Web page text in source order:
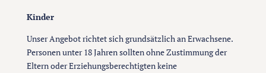
Kinder
Unser Angebot richtet sich grundsätzlich an Erwachsene.
Personen unter 18 Jahren sollten ohne Zustimmung der
Eltern oder Erziehungsberechtigten keine